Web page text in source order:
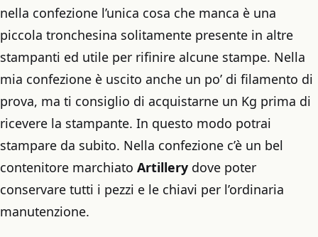
nella confezione l’unica cosa che manca è una
piccola tronchesina solitamente presente in altre
stampanti ed utile per rifinire alcune stampe. Nella
mia confezione è uscito anche un po’ di filamento di
prova, ma ti consiglio di acquistarne un Kg prima di
ricevere la stampante. In questo modo potrai
stampare da subito. Nella confezione c’è un bel
contenitore marchiato Artillery dove poter
conservare tutti i pezzi e le chiavi per l’ordinaria
manutenzione.